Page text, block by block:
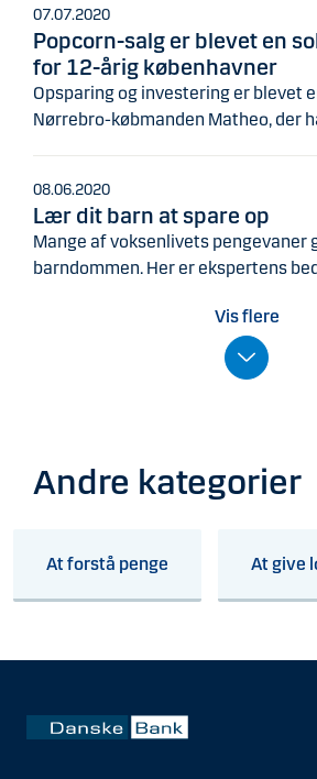
07.07.2020
Popcorn-salg er blevet en
for 12-årig københavner
Opsparing og investering er blevet
Nørrebro-købmanden Matheo, der
08.06.2020
Lær dit barn at spare op
Mange af voksenlivets pengevaner
barndommen. Her er ekspertens
Vis flere
Andre kategorier
At forstå penge At give